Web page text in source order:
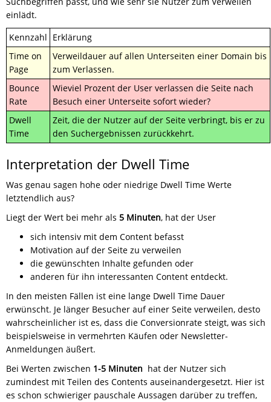
einlädt.
Kennzahl Erklärung
Time on
Page
Verweildauer auf allen Unterseiten einer Domain bis
zum Verlassen.
Bounce
Rate
Wieviel Prozent der User verlassen die Seite nach
Besuch einer Unterseite sofort wieder?
Dwell
Time
Zeit, die der Nutzer auf der Seite verbringt, bis er zu
den Suchergebnissen zurückkehrt.
Interpretation der Dwell Time
Was genau sagen hohe oder niedrige Dwell Time Werte
letztendlich aus?
Liegt der Wert bei mehr als 5 Minuten, hat der User
sich intensiv mit dem Content befasst
Motivation auf der Seite zu verweilen
die gewünschten Inhalte gefunden oder
anderen für ihn interessanten Content entdeckt.
In den meisten Fällen ist eine lange Dwell Time Dauer
erwünscht. Je länger Besucher auf einer Seite verweilen, desto
wahrscheinlicher ist es, dass die Conversionrate steigt, was sich
beispielsweise in vermehrten Käufen oder Newsletter-
Anmeldungen äußert.
Bei Werten zwischen 1-5 Minuten hat der Nutzer sich
zumindest mit Teilen des Contents auseinandergesetzt. Hier ist
es schon schwieriger pauschale Aussagen darüber zu treffen,